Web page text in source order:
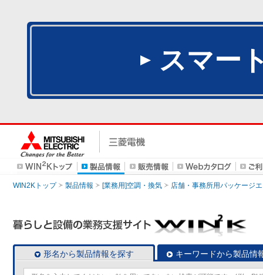
スマー
WIN2Kトップ 製品情報 [業務用]空調・換気 店舗・事務所用パッケージ
形名から製品情報を探す キーワードから製品情